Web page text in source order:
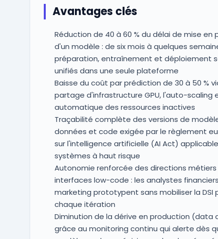
Avantages clés
Réduction de 40 à 60 % du délai de mise en
d'un modèle : de six mois à quelques
préparation, entraînement et déploiement
unifiés dans une seule plateforme
Baisse du coût par prédiction de 30 à 50 %
partage d'infrastructure GPU, l'auto-scaling
automatique des ressources inactives
Traçabilité complète des versions de
données et code exigée par le règlement
sur l'intelligence artificielle (AI Act)
systèmes à haut risque
Autonomie renforcée des directions métiers
interfaces low-code : les analystes
marketing prototypent sans mobiliser la DSI
chaque itération
Diminution de la dérive en production (data
grâce au monitoring continu qui alerte dès